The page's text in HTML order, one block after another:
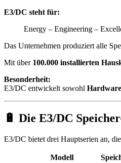
E3/DC steht für:
Energy – Engineering –
Das Unternehmen produziert alle
Mit über 100.000 installierten
Besonderheit:
E3/DC entwickelt sowohl
🔋 Die E3/DC
E3/DC bietet drei Hauptserien an,
Modell